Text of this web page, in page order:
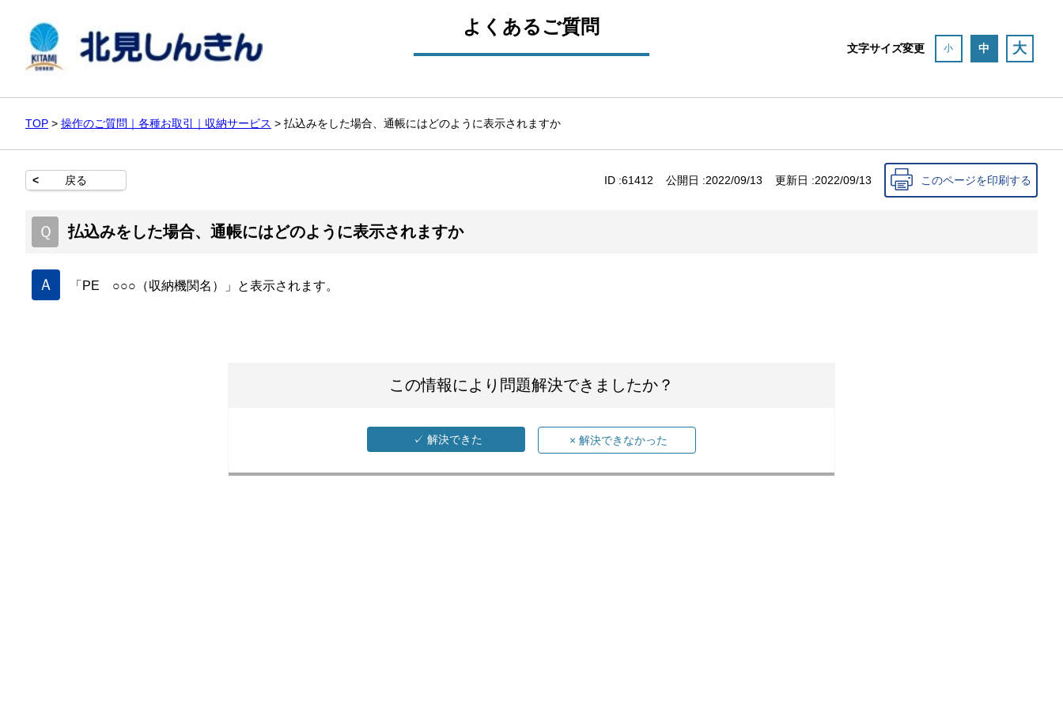
よくあるご質問
文字サイズ変更 小 中 大
TOP > 操作のご質問｜各種お取引｜収納サービス > 払込みをした場合、通帳にはどのように表示されますか
< 戻る ID :61412 公開日 :2022/09/13 更新日 :2022/09/13 このページを印刷する
Ｑ 払込みをした場合、通帳にはどのように表示されますか
Ａ 「PE ○○○（収納機関名）」と表示されます。
この情報により問題解決できましたか？
✓ 解決できた × 解決できなかった